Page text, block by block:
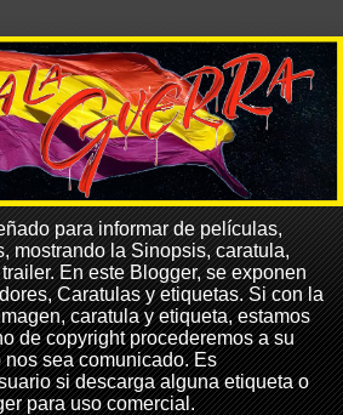
para informar de películas,
mostrando la Sinopsis, caratula,
En este Blogger, se exponen
Caratulas y etiquetas. Si con la
caratula y etiqueta, estamos
de copyright procederemos a su
sea comunicado. Es
si descarga alguna etiqueta o
para uso comercial.